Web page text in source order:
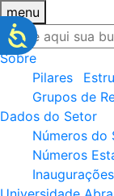
menu
Sobre
Pilares
Grupos de
Dados do Setor
Números do
Números
Inaugurações